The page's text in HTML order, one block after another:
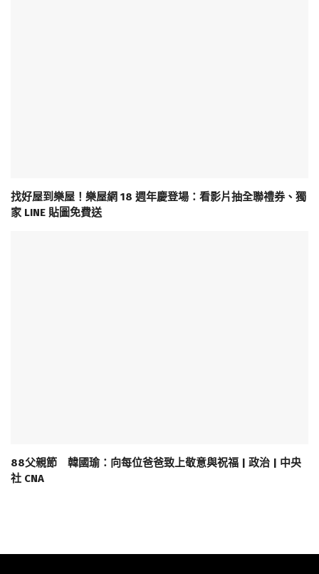
找好屋到樂屋！樂屋網 18 週年慶登場：看影片抽全聯禮券、獨
家 LINE 貼圖免費送
88父親節 韓國瑜：向每位爸爸致上敬意與祝福 | 政治 | 中央
社 CNA